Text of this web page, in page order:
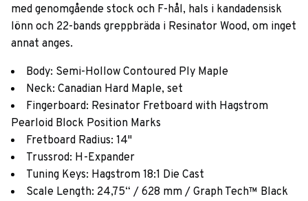
med genomgående stock och F-hål, hals i kandadensisk
lönn och 22-bands greppbräda i Resinator Wood, om inget
annat anges.
Body: Semi-Hollow Contoured Ply Maple
Neck: Canadian Hard Maple, set
Fingerboard: Resinator Fretboard with Hagstrom
Pearloid Block Position Marks
Fretboard Radius: 14"
Trussrod: H-Expander
Tuning Keys: Hagstrom 18:1 Die Cast
Scale Length: 24,75“ / 628 mm / Graph Tech™ Black